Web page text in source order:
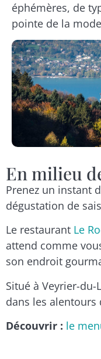
éphémères, de
pointe de la
En milieu
Prenez un instant
dégustation de
Le restaurant Le
attend comme
son endroit
Situé à Veyrier-
dans les alentours
Découvrir : le